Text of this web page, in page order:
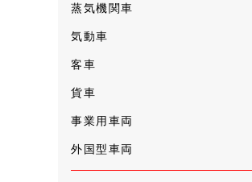
蒸気機関車
気動車
客車
貨車
事業用車両
外国型車両